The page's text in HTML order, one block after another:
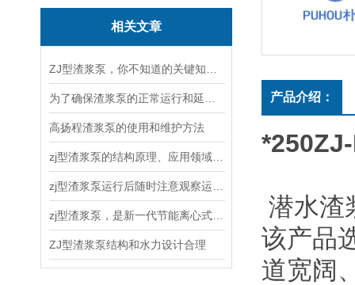
相关文章
高扬程渣浆泵的使用和维护方法
ZJ型渣浆泵结构和水力设计合理
产品介绍：
潜水渣
该产品
道宽阔